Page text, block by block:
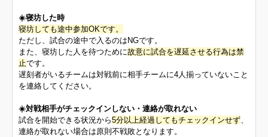
☀️寝坊した時
寝坊しても途中参加OKです。
ただし、試合の途中で入るのはNGです。
また、寝坊した人を待つために故意に試合を遅延させる行為は禁
止です。
遅刻者がいるチームは対戦前に相手チームに4人揃っていないこと
を連絡してください。
☀️対戦相手がチェックインしない・連絡が取れない
試合を開始できる状況から5分以上経過してもチェックインせず
連絡が取れない場合は原則不戦敗となります。